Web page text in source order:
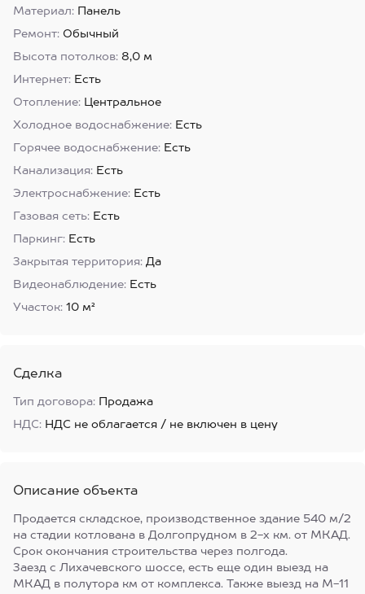
Материал: Панель
Ремонт: Обычный
Высота потолков: 8,0 м
Интернет: Есть
Отопление: Центральное
Холодное водоснабжение: Есть
Горячее водоснабжение: Есть
Канализация: Есть
Электроснабжение: Есть
Газовая сеть: Есть
Паркинг: Есть
Закрытая территория: Да
Видеонаблюдение: Есть
Участок: 10 м²
Сделка
Тип договора: Продажа
НДС: НДС не облагается / не включен в цену
Описание объекта
Продается складское, производственное здание 540 м/2
на стадии котлована в Долгопрудном в 2-х км. от МКАД.
Срок окончания строительства через полгода.
Заезд с Лихачевского шоссе, есть еще один выезд на
МКАД в полутора км от комплекса. Также выезд на М-11